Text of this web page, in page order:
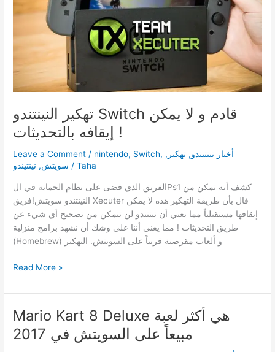
تهكير النينتندو Switch قادم و لا يمكن
إيقافه بالتحديثات !
Leave a Comment / nintendo, Switch, أخبار نينتيندو, تهكير ,
سويتش, نينتيندو /Taha
الفريق الذي قضى على نظام الحماية في الPs1 كشف أنه تمكن من
النينتندو سويتش!فريق Xecuter قال بأن طريقة التهكير هذه لا يمكن
إيقافها مستقبلياً مما يعني أن نينتندو لن تتمكن من تصحيح أي شيء عن
طريق التحديثات ! مما يعني أننا على وشك أن نشهد برامج منزلية
(Homebrew) و ألعاب مقرصنة قريباً على السويتش. التهكير
تهكير
Switch
و
لا
Read More »
Mario Kart 8 Deluxe هي أكثر لعبة
مبيعاً على السويتش في 2017